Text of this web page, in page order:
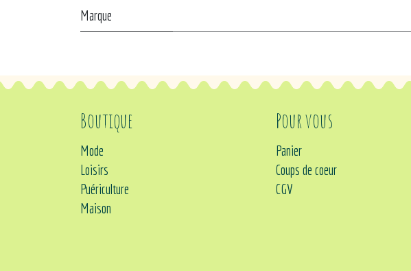
Marque
Boutique
Mode
Loisirs
Puériculture
Maison
Pour vous
Panier
Coups de coeur
CGV